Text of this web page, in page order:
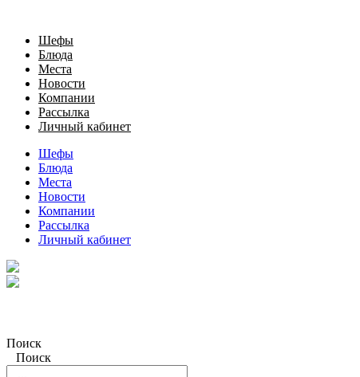
Шефы
Блюда
Места
Новости
Компании
Рассылка
Личный кабинет
Шефы
Блюда
Места
Новости
Компании
Рассылка
Личный кабинет
Поиск
Поиск